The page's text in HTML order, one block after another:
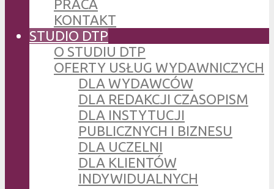
PRACA
KONTAKT
STUDIO DTP
O STUDIU DTP
OFERTY USŁUG WYDAWNICZYCH
DLA WYDAWCÓW
DLA REDAKCJI CZASOPISM
DLA INSTYTUCJI
PUBLICZNYCH I BIZNESU
DLA UCZELNI
DLA KLIENTÓW
INDYWIDUALNYCH